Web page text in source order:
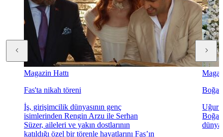
Magazin Hattı
Fas'ta nikah töreni
İş, girişimcilik dünyasının genç
isimlerinden Rengin Arzu ile Serhan
Süzer, aileleri ve yakın dostlarının
katıldığı özel bir törenle hayatlarını Fas’ın
Uğur